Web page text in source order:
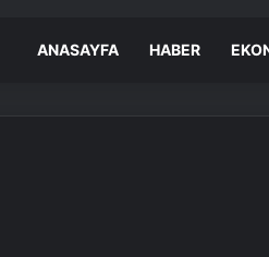
ANASAYFA HABER